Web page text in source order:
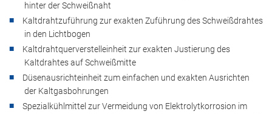
hinter der Schweißnaht
Kaltdrahtzuführung zur exakten Zuführung des Schweißdrahtes
in den Lichtbogen
Kaltdrahtquerverstelleinheit zur exakten Justierung des
Kaltdrahtes auf Schweißmitte
Düsenausrichteinheit zum einfachen und exakten Ausrichten
der Kaltgasbohrungen
Spezialkühlmittel zur Vermeidung von Elektrolytkorrosion im